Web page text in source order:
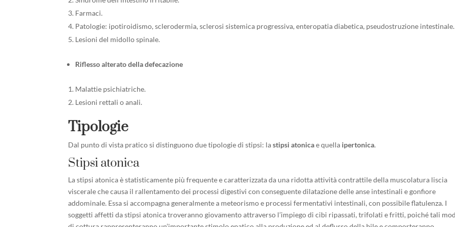
Farmaci.
Patologie: ipotiroidismo, sclerodermia, sclerosi sistemica progressiva, enteropatia diabetica, pseudostruzione intestinale.
Lesioni del midollo spinale.
Riflesso alterato della defecazione
Malattie psichiatriche.
Lesioni rettali o anali.
Tipologie
Dal punto di vista pratico si distinguono due tipologie di stipsi: lastipsi atonicae quella ipertonica.
Stipsi atonica
La stipsi atonica è statisticamente più frequente e caratterizzata da una ridotta attività contrattile della muscolatura liscia
viscerale che causa il rallentamento dei processi digestivi con conseguente dilatazione delle anse intestinali e gonfiore
addominale. Essa si accompagna generalmente a meteorismo e processi fermentativi intestinali, con possibile flatulenza. I
soggetti affetti da stipsi atonica troveranno giovamento attraverso l’impiego di cibi ripassati, trifolati e fritti, poiché tali